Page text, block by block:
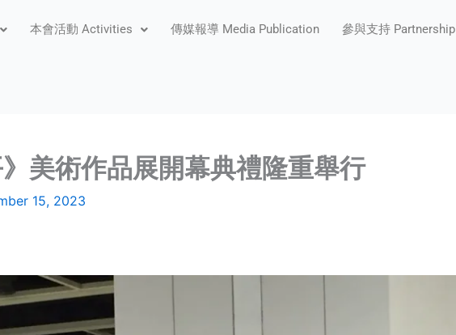
本會活動 Activities 傳媒報導 Media Publication 參與支持 Partnership
》美術作品展開幕典禮隆重舉行
15, 2023